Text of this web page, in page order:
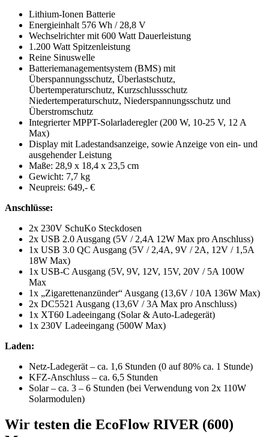
Lithium-Ionen Batterie
Energieinhalt 576 Wh / 28,8 V
Wechselrichter mit 600 Watt Dauerleistung
1.200 Watt Spitzenleistung
Reine Sinuswelle
Batteriemanagementsystem (BMS) mit
Überspannungsschutz, Überlastschutz,
Übertemperaturschutz, Kurzschlussschutz
Niedertemperaturschutz, Niederspannungsschutz und
Überstromschutz
Integrierter MPPT-Solarladeregler (200 W, 10-25 V, 12 A
Max)
Display mit Ladestandsanzeige, sowie Anzeige von ein- und
ausgehender Leistung
Maße: 28,9 x 18,4 x 23,5 cm
Gewicht: 7,7 kg
Neupreis: 649,- €
Anschlüsse:
2x 230V SchuKo Steckdosen
2x USB 2.0 Ausgang (5V / 2,4A 12W Max pro Anschluss)
1x USB 3.0 QC Ausgang (5V / 2,4A, 9V / 2A, 12V / 1,5A
18W Max)
1x USB-C Ausgang (5V, 9V, 12V, 15V, 20V / 5A 100W
Max
1x „Zigarettenanzünder“ Ausgang (13,6V / 10A 136W Max)
2x DC5521 Ausgang (13,6V / 3A Max pro Anschluss)
1x XT60 Ladeeingang (Solar & Auto-Ladegerät)
1x 230V Ladeeingang (500W Max)
Laden:
Netz-Ladegerät – ca. 1,6 Stunden (0 auf 80% ca. 1 Stunde)
KFZ-Anschluss – ca. 6,5 Stunden
Solar – ca. 3 – 6 Stunden (bei Verwendung von 2x 110W
Solarmodulen)
Wir testen die EcoFlow RIVER (600)